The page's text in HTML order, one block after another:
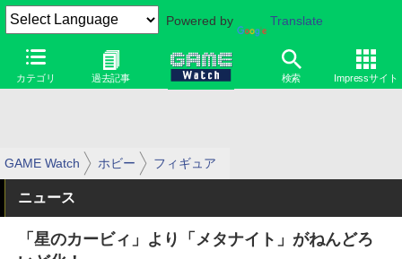
Powered by Translate
カテゴリ 過去記事 検索 Impressサイト
GAME Watch ホビー フィギュア
ニュース
「星のカービィ」より「メタナイト」がねんどろ